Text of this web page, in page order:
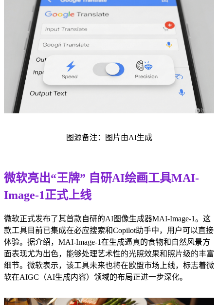
图源备注：图片由AI生成
微软亮出“王牌” 自研AI绘画工具MAI-
Image-1正式上线
微软正式发布了其首款自研的AI图像生成器MAI-Image-1。这
款工具目前已集成在必应搜索和Copilot助手中，用户可以直接
体验。据介绍，MAI-Image-1在生成逼真的食物和自然风景方
面表现尤为出色，能够处理艺术性的光照效果和照片级的丰富
细节。微软表示，该工具未来也将在欧盟市场上线，标志着微
软在AIGC（AI生成内容）领域的布局正进一步深化。